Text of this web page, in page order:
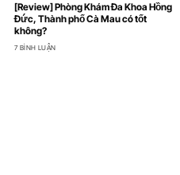
[Review] Phòng Khám Đa Khoa Hồng
Đức, Thành phố Cà Mau có tốt
không?
7 BÌNH LUẬN